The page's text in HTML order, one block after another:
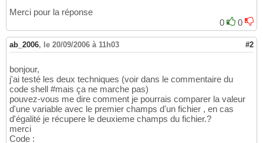
14
done
Merci pour la réponse
0
0
ab_2006, le 20/09/2006 à 11h03 #2
bonjour,
j'ai testé les deux techniques (voir dans le commentaire du
code shell #mais ça ne marche pas)
pouvez-vous me dire comment je pourrais comparer la valeur
d'une variable avec le premier champs d'un fichier , en cas
d'égalité je récupere le deuxieme champs du fichier.?
merci
Code :